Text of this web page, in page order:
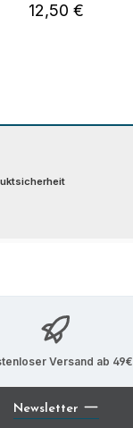
Regulärer Preis:
12,50 €
Versand ab 49€
Newsletter